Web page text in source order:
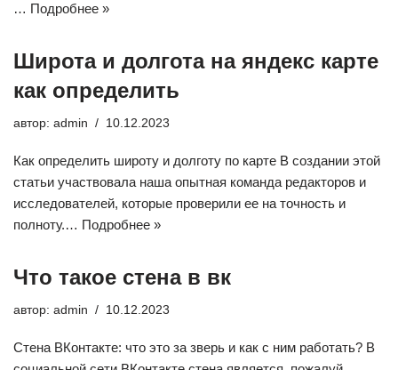
… Подробнее »
Широта и долгота на яндекс карте
как определить
автор: admin 10.12.2023
Как определить широту и долготу по карте В создании этой
статьи участвовала наша опытная команда редакторов и
исследователей, которые проверили ее на точность и
полноту.… Подробнее »
Что такое стена в вк
автор: admin 10.12.2023
Стена ВКонтакте: что это за зверь и как с ним работать? В